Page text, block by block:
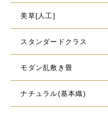
美草[人工]
スタンダードクラス
モダン乱敷き畳
ナチュラル(基本織)